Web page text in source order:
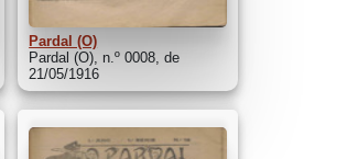
Pardal (O)
Pardal (O), n.º 0008, de
21/05/1916